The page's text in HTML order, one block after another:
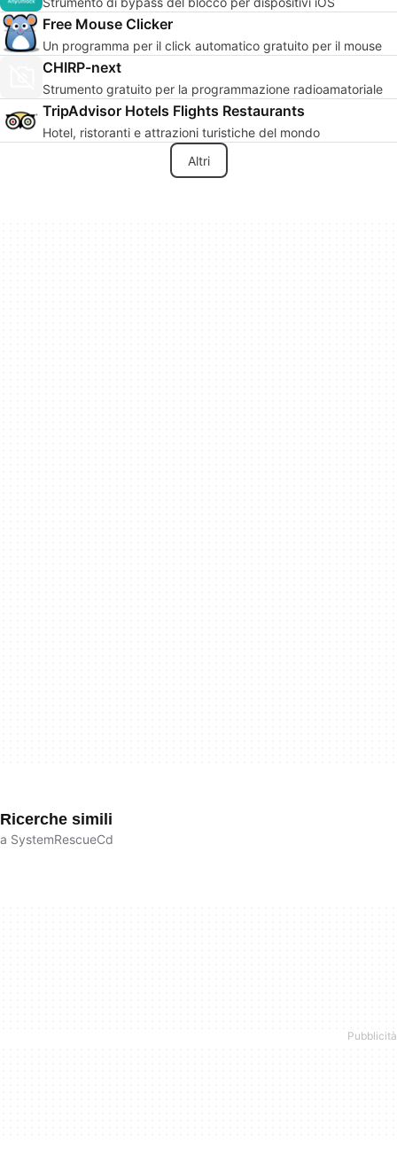
Free Mouse Clicker
Un programma per il click automatico gratuito per il mouse
CHIRP-next
Strumento gratuito per la programmazione radioamatoriale
TripAdvisor Hotels Flights Restaurants
Hotel, ristoranti e attrazioni turistiche del mondo
Altri
Ricerche simili
a SystemRescueCd